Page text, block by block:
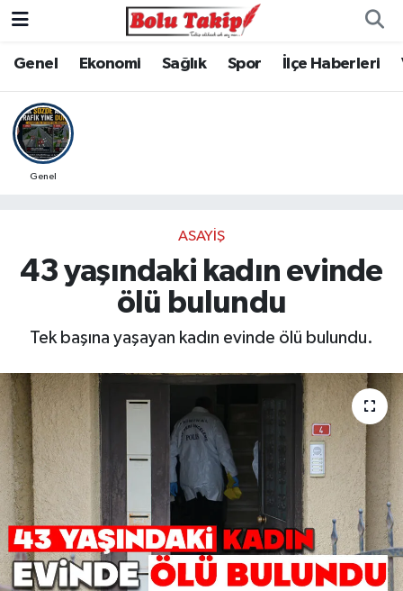
Genel Ekonomi Sağlık Spor İlçe Haberleri
Genel
ASAYIŞ
43 yaşındaki kadın evinde
ölü bulundu
Tek başına yaşayan kadın evinde ölü bulundu.